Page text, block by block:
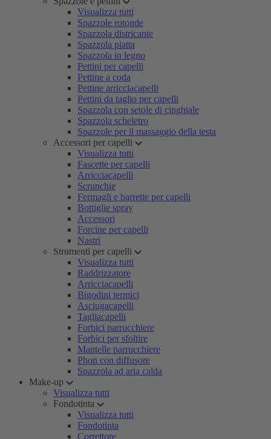
Visualizza tutti
Spazzole rotonde
Spazzola districante
Spazzola piatta
Spazzola in legno
Pettini per capelli
Pettine a coda
Pettine arricciacapelli
Pettini da taglio per capelli
Spazzola con setole di cinghiale
Spazzola scheletro
Spazzole per il massaggio della testa
Accessori per capelli
Visualizza tutti
Fascette per capelli
Arricciacapelli
Scrunchie
Fermagli e barrette per capelli
Bottiglie spray
Accessori
Forcine per capelli
Nastri
Strumenti per capelli
Visualizza tutti
Raddrizzatore
Arricciacapelli
Bigodini termici
Asciugacapelli
Tagliacapelli
Forbici parrucchiere
Forbici per sfoltire
Mantelle parrucchiere
Phon con diffusore
Spazzola ad aria calda
Make-up
Visualizza tutti
Fondotinta
Visualizza tutti
Fondotinta
Correttore